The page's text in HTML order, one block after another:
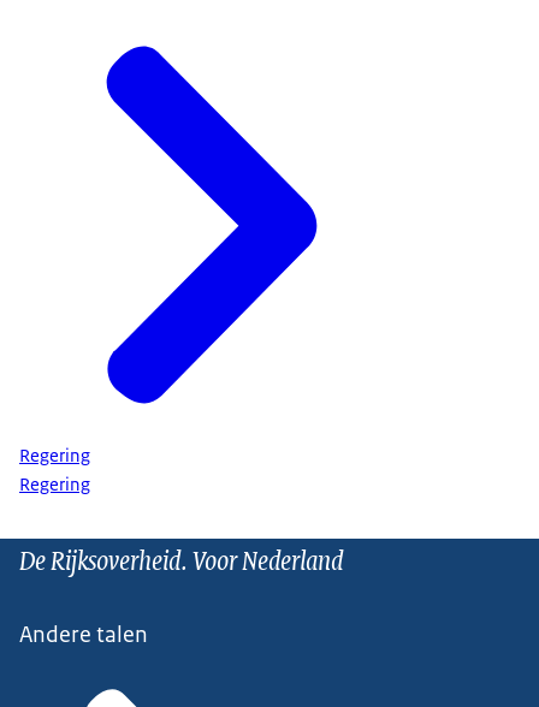
Regering
Regering
De Rijksoverheid. Voor Nederland
Andere talen